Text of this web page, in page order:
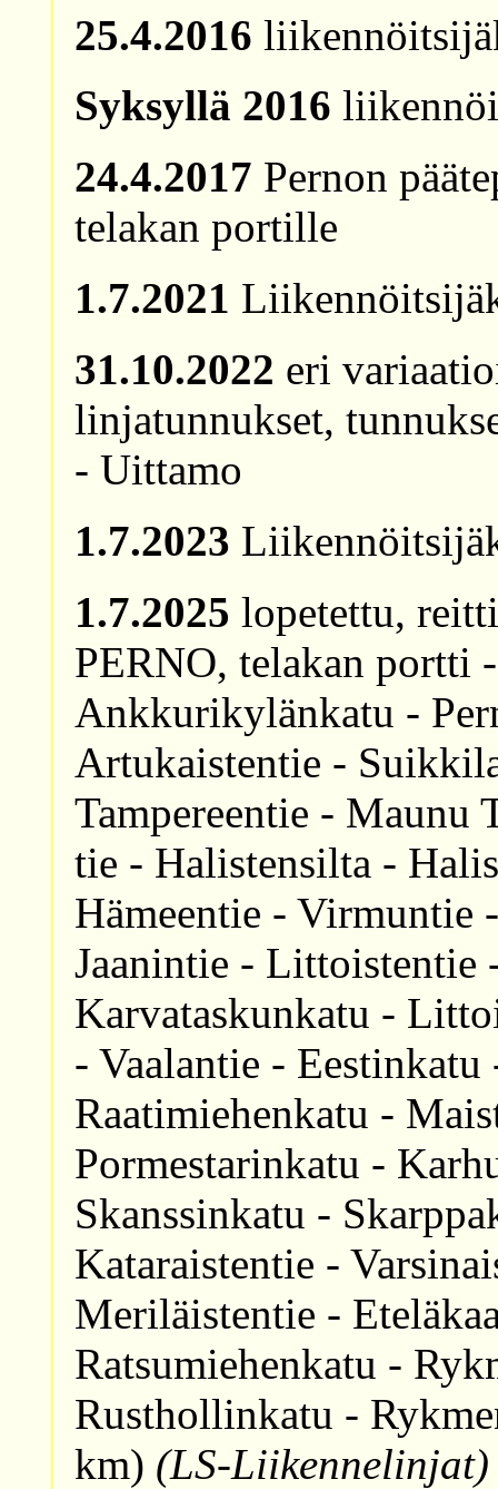
25.4.2016
Syksyllä 2016
24.4.2017 Pernon
telakan portille
1.7.2021
31.10.2022 eri
linjatunnukset,
- Uittamo
1.7.2023
1.7.2025 lopetettu,
PERNO, telakan portti
Ankkurikylänkatu -
Artukaistentie -
Tampereentie - Maunu
tie - Halistensilta -
Hämeentie - Virmuntie
Jaanintie - Littoistentie
Karvataskunkatu -
- Vaalantie -
Raatimiehenkatu -
Pormestarinkatu -
Skanssinkatu -
Kataraistentie -
Meriläistentie -
Ratsumiehenkatu -
Rusthollinkatu -
km) (LS-Liikennelinjat)